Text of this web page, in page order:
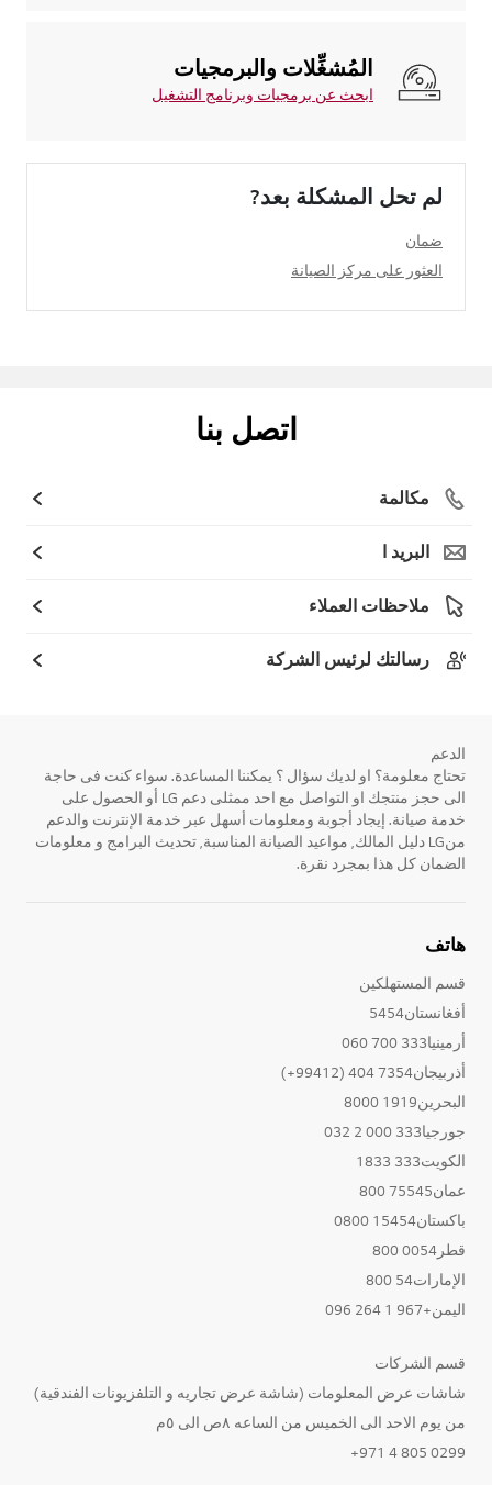
المُشغِّلات والبرمجيات
ابحث عن برمجيات وبرنامج التشغيل
لم تحل المشكلة بعد?
ضمان
العثور على مركز الصيانة
اتصل بنا
مكالمة
البريد ا
ملاحظات العملاء
رسالتك لرئيس الشركة
الدعم
تحتاج معلومة؟ او لديك سؤال ؟ يمكننا المساعدة. سواء كنت فى حاجة
الى حجز منتجك او التواصل مع احد ممثلى دعم LG أو الحصول على
خدمة صيانة. إيجاد أجوبة ومعلومات أسهل عبر خدمة الإنترنت والدعم
منLG دليل المالك, مواعيد الصيانة المناسبة, تحديث البرامج و معلومات
الضمان كل هذا بمجرد نقرة.
هاتف
قسم المستهلكين
أفغانستان5454
أرمينيا333 700 060
أذربيجان7354 404 (99412+)
البحرين1919 8000
جورجيا333 000 2 032
الكويت333 1833
عمان75545 800
باكستان15454 0800
قطر0054 800
الإمارات54 800
اليمن+967 1 264 096
قسم الشركات
شاشات عرض المعلومات (شاشة عرض تجاريه و التلفزيونات الفندقية)
من يوم الاحد الى الخميس من الساعه ٨ص الى ٥م
0299 805 4 971+